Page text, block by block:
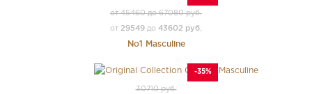
от 45460 до 67080 руб.
от 29549 до 43602 руб.
No1 Masculine
-35%
30710 руб.